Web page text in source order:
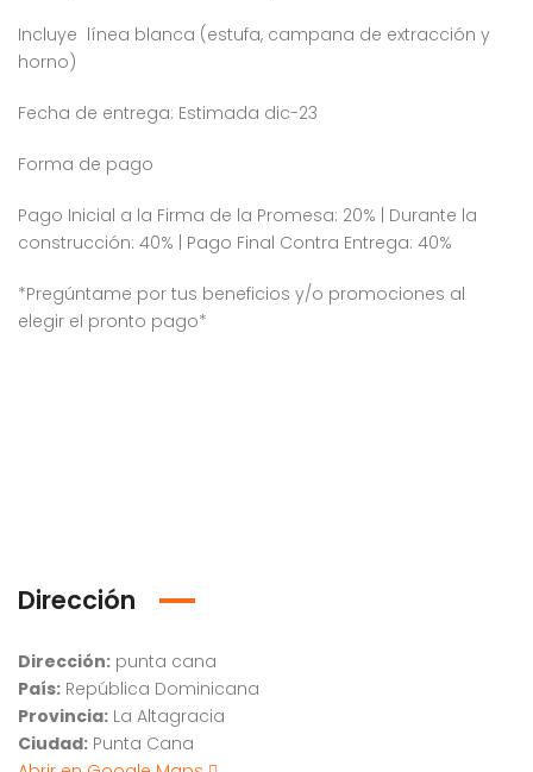
Incluye línea blanca (estufa, campana de extracción y
horno)
Fecha de entrega: Estimada dic-23
Forma de pago
Pago Inicial a la Firma de la Promesa: 20% | Durante la
construcción: 40% | Pago Final Contra Entrega: 40%
*Pregúntame por tus beneficios y/o promociones al
elegir el pronto pago*
Dirección
Dirección: punta cana
País: República Dominicana
Provincia: La Altagracia
Ciudad: Punta Cana